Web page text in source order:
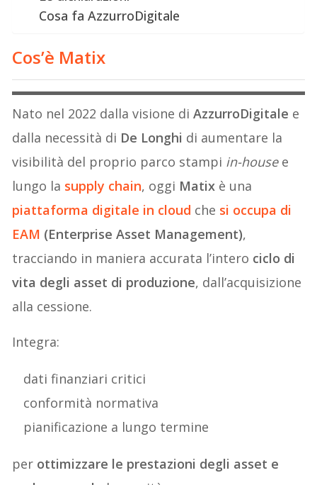
Cosa fa AzzurroDigitale
Cos’è Matix
Nato nel 2022 dalla visione diAzzurroDigitale e
dalla necessità di De Longhi di aumentare la
visibilità del proprio parco stampi in-housee
lungo la supply chain, oggi Matix è una
piattaforma digitale in cloud che si occupa di
EAM (Enterprise Asset Management),
tracciando in maniera accurata l’intero ciclo di
vita degli asset di produzione, dall’acquisizione
alla cessione.
Integra:
dati finanziari critici
conformità normativa
pianificazione a lungo termine
per ottimizzare le prestazioni degli asset e